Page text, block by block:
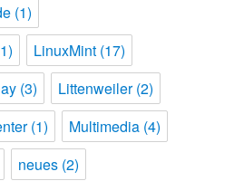
(1)
LinuxMint (17)
(3) Littenweiler(2)
(1) Multimedia (4)
neues (2)